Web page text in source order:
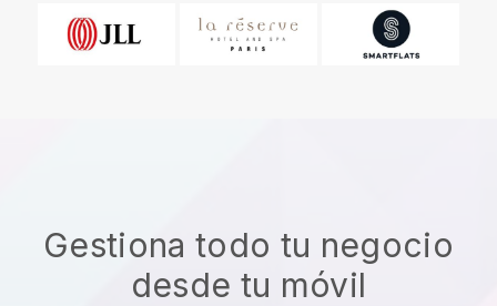
Gestiona todo tu negocio
desde tu móvil